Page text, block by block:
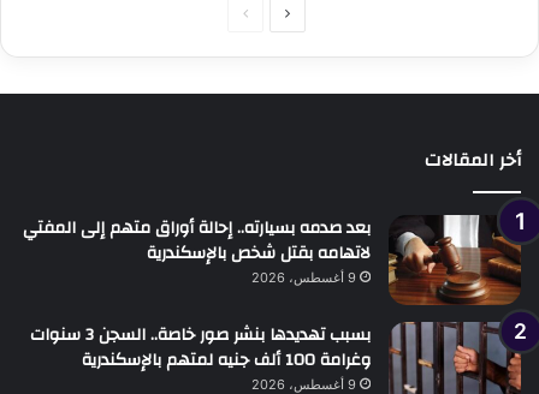
الصفحةالصفحة
أخر المقالات
بعد صدمه بسيارته.. إحالة أوراق متهم إلى المفتي
لاتهامه بقتل شخص بالإسكندرية
9 أغسطس، 2026
بسبب تهديدها بنشر صور خاصة.. السجن 3 سنوات
وغرامة 100 ألف جنيه لمتهم بالإسكندرية
9 أغسطس، 2026